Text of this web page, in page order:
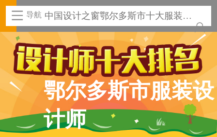
导航 中国设计之窗鄂尔多斯市十大服装设
计师
鄂尔多斯市服装设
计师